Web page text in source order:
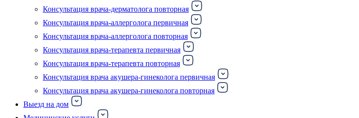
Консультация врача-дерматолога повторная
Консультация врача-аллерголога первичная
Консультация врача-аллерголога повторная
Консультация врача-терапевта первичная
Консультация врача-терапевта повторная
Консультация врача акушера-гинеколога первичная
Консультация врача акушера-гинеколога повторная
Выезд на дом